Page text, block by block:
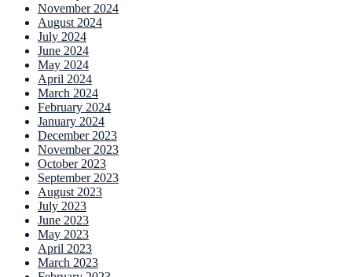
November 2024
August 2024
July 2024
June 2024
May 2024
April 2024
March 2024
February 2024
January 2024
December 2023
November 2023
October 2023
September 2023
August 2023
July 2023
June 2023
May 2023
April 2023
March 2023